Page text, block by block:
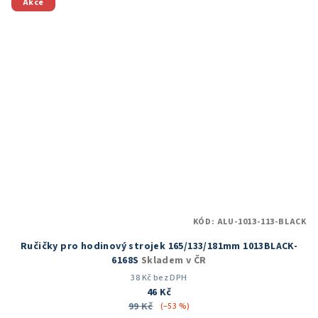
Akce
Ručičky pro hodinový strojek 165/133/181mm 1013BLACK-
6168S Skladem v ČR
38 Kč bez DPH
46 Kč
99 Kč
(–53 %)
KÓD: ALU-1013-113-BLACK